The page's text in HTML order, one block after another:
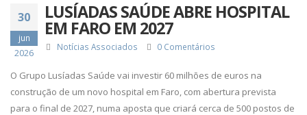
30
jun
2026
LUSÍADAS SAÚDE ABRE HOSPITAL
EM FARO EM 2027
Notícias Associados 0 Comentários
O Grupo Lusíadas Saúde vai investir 60 milhões de euros na
construção de um novo hospital em Faro, com abertura prevista
para o final de 2027, numa aposta que criará cerca de 500 postos de